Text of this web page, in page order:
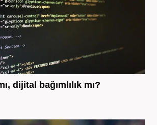
dijital bağımlılık mı?